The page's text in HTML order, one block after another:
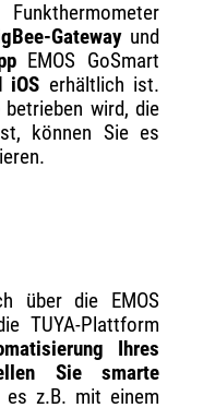
Gatewayund
EMOS GoSmart
iOS erhältlich ist.
betrieben wird, die
können Sie es
über die EMOS
TUYA-Plattform
Ihres
Sie smarte
es z.B. mit einem